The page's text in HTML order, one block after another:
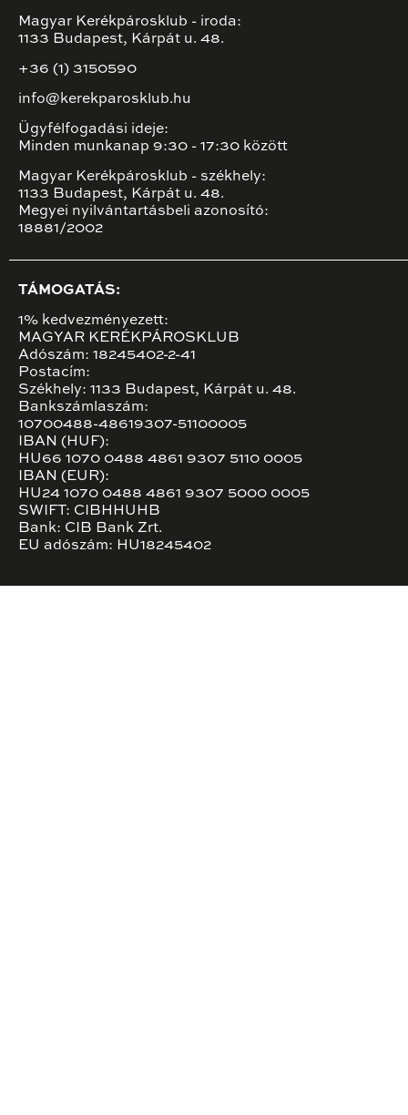
Magyar Kerékpárosklub - iroda:
1133 Budapest, Kárpát u. 48.
+36 (1) 3150590
info@kerekparosklub.hu
Ügyfélfogadási ideje:
Minden munkanap 9:30 - 17:30 között
Magyar Kerékpárosklub - székhely:
1133 Budapest, Kárpát u. 48.
Megyei nyilvántartásbeli azonosító:
18881/2002
TÁMOGATÁS:
1% kedvezményezett:
MAGYAR KERÉKPÁROSKLUB
Adószám: 18245402-2-41
Postacím:
Székhely: 1133 Budapest, Kárpát u. 48.
Bankszámlaszám:
10700488-48619307-51100005
IBAN (HUF):
HU66 1070 0488 4861 9307 5110 0005
IBAN (EUR):
HU24 1070 0488 4861 9307 5000 0005
SWIFT: CIBHHUHB
Bank: CIB Bank Zrt.
EU adószám: HU18245402